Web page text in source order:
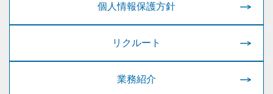
個人情報保護方針
リクルート
業務紹介